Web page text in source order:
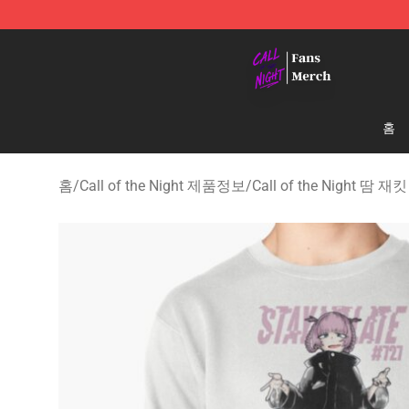
홈
홈/Call of the Night 제품정보/Call of the Night 땀 재킷